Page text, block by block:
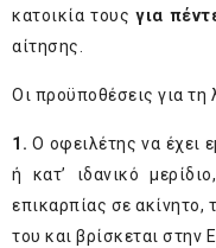
κατοικία τους για
αίτησης.
Οι προϋποθέσεις για τη
1. Ο οφειλέτης να έχει
ή κατ’ ιδανικό
επικαρπίας σε ακίνητο,
του και βρίσκεται στην